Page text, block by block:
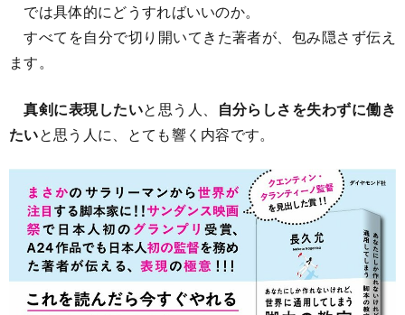
では具体的にどうすればいいのか。
すべてを自分で切り開いてきた著者が、包み隠さず伝え
ます。
真剣に表現したいと思う人、
自分らしさを失わずに働き
たいと思う人に、とても響く内容です。